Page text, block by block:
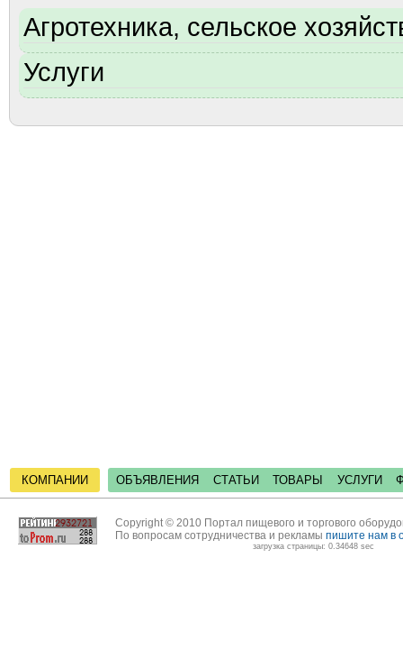
Агротехника, сельское
Услуги
КОМПАНИИ ОБЪЯВЛЕНИЯ СТАТЬИ ТОВАРЫ УСЛУГИ
Copyright © 2010 Портал пищевого и торгового
По вопросам сотрудничества и рекламы пишите нам в
загрузка страницы: 0.34648 sec